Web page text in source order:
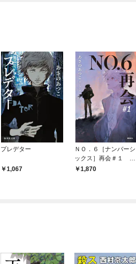
プレデター
1,067
ＮＯ．６［ナンバーシ
ックス］再会＃１
【電子書籍特典ショー
1,870